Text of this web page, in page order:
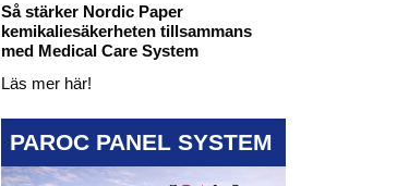
Så stärker Nordic Paper
kemikaliesäkerheten tillsammans
med Medical Care System
Läs mer här!
PAROC PANEL SYSTEM